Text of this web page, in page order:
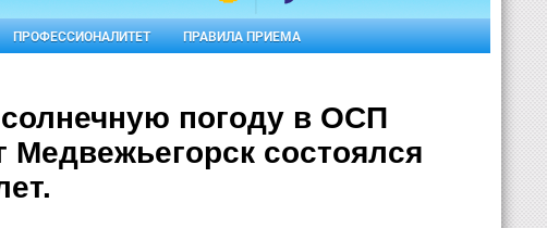
ПРОФЕССИОНАЛИТЕТ ПРАВИЛА ПРИЕМА
погоду в ОСП
состоялся